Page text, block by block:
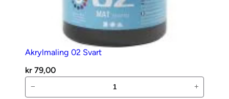
Akrylmaling 02 Svart
kr 79,00
02
− +